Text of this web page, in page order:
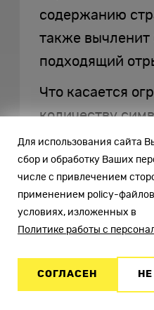
содержанию
также вычленит
подходящий
Что касается
количеству
Яндексе
в среднем 500
пробелом, а в
описание веб-
Для использования сайта
сбор и обработку Ваших
числе с привлечением
применением policy-
условиях, изложенных в
Политике работы с
СОГЛАСЕН